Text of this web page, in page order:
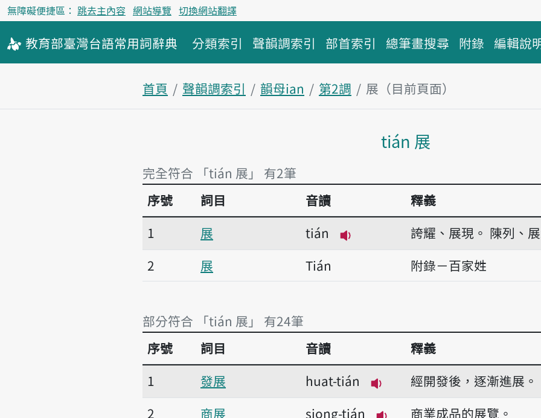
無障礙便捷區： 跳去主內容 網站導覽 切換網站翻譯
教育部臺灣台語常用詞辭典 分類索引 聲韻調索引 部首索引 總筆畫搜尋 附錄 編輯說
首頁 聲韻調索引 韻母ian 第2調
展（目前頁面）
tián 展
完全符合 「tián 展」 有2筆
完全符合 「tián 展」 有2筆
序號 詞目 音讀
釋義
1
展
tián
播放音讀tián
誇耀、展現。 陳列、
2
展 Tián 附錄－百家姓
部分符合 「tián 展」 有24筆
部分符合 「tián 展」 有24筆
序號 詞目 音讀
釋義
1
發展
huat-tián
播放音讀huat-tián
經開發後，逐漸進展。
2
商展
siong-tián
商業成品的展覽。